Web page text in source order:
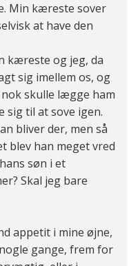
Min kæreste sover
at have den
kæreste og jeg, da
sig imellem os, og
skulle lægge ham
sig til at sove igen.
bliver der, men så
blev han meget vred
søn i et
Skal jeg bare
appetit i mine øjne,
gange, frem for